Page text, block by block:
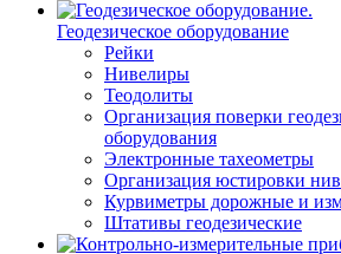
Геодезическое оборудование
Рейки
Нивелиры
Теодолиты
Организация поверки
оборудования
Электронные тахеометры
Организация юстировки
Курвиметры дорожные и
Штативы геодезические